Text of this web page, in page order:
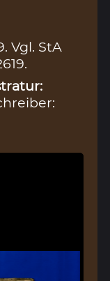
Vgl. StA